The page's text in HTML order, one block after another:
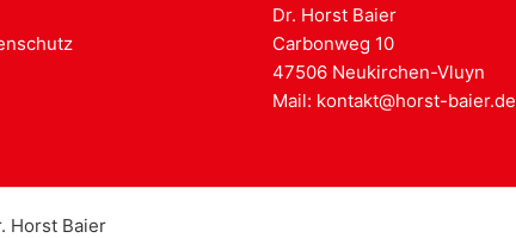
Dr. Horst Baier
Carbonweg 10
47506 Neukirchen-Vluyn
Mail: kontakt@horst-baier.de
Horst Baier